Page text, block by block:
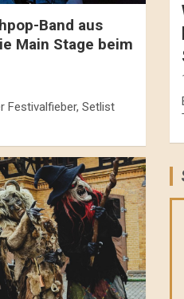
Band aus
Main Stage beim
Festivalfieber, Setlist